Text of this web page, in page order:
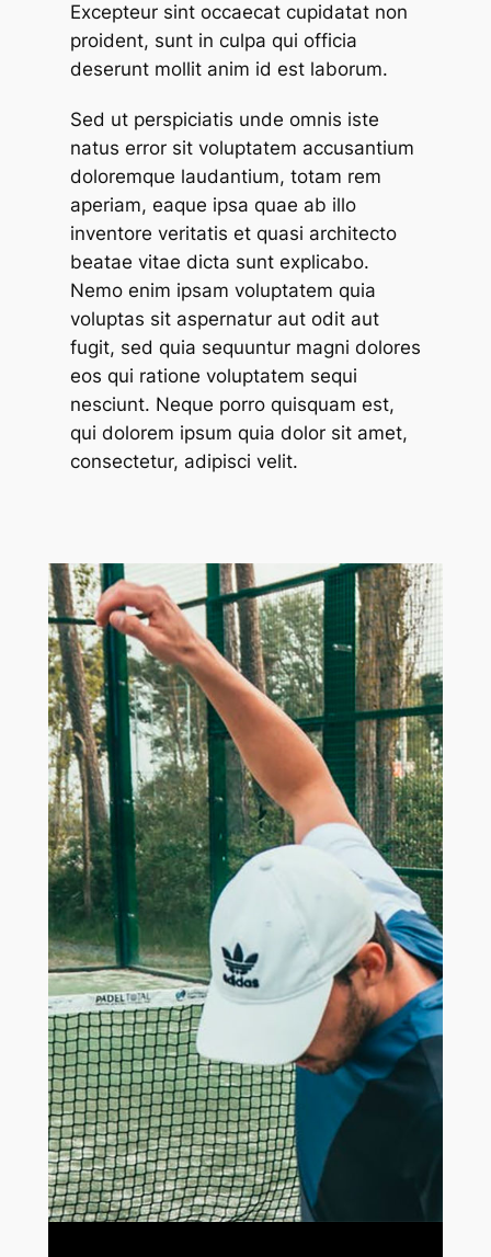
Excepteur sint occaecat cupidatat non
proident, sunt in culpa qui officia
deserunt mollit anim id est laborum.
Sed ut perspiciatis unde omnis iste
natus error sit voluptatem accusantium
doloremque laudantium, totam rem
aperiam, eaque ipsa quae ab illo
inventore veritatis et quasi architecto
beatae vitae dicta sunt explicabo.
Nemo enim ipsam voluptatem quia
voluptas sit aspernatur aut odit aut
fugit, sed quia sequuntur magni dolores
eos qui ratione voluptatem sequi
nesciunt. Neque porro quisquam est,
qui dolorem ipsum quia dolor sit amet,
consectetur, adipisci velit.